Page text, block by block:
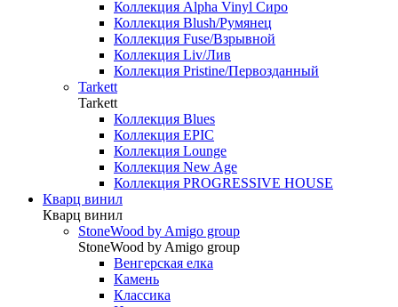
Коллекция Alpha Vinyl Сиро
Коллекция Blush/Румянец
Коллекция Fuse/Взрывной
Коллекция Liv/Лив
Коллекция Pristine/Первозданный
Tarkett
Tarkett
Коллекция Blues
Коллекция EPIC
Коллекция Lounge
Коллекция New Age
Коллекция PROGRESSIVE HOUSE
Кварц винил
Кварц винил
StoneWood by Amigo group
StoneWood by Amigo group
Венгерская елка
Камень
Классика